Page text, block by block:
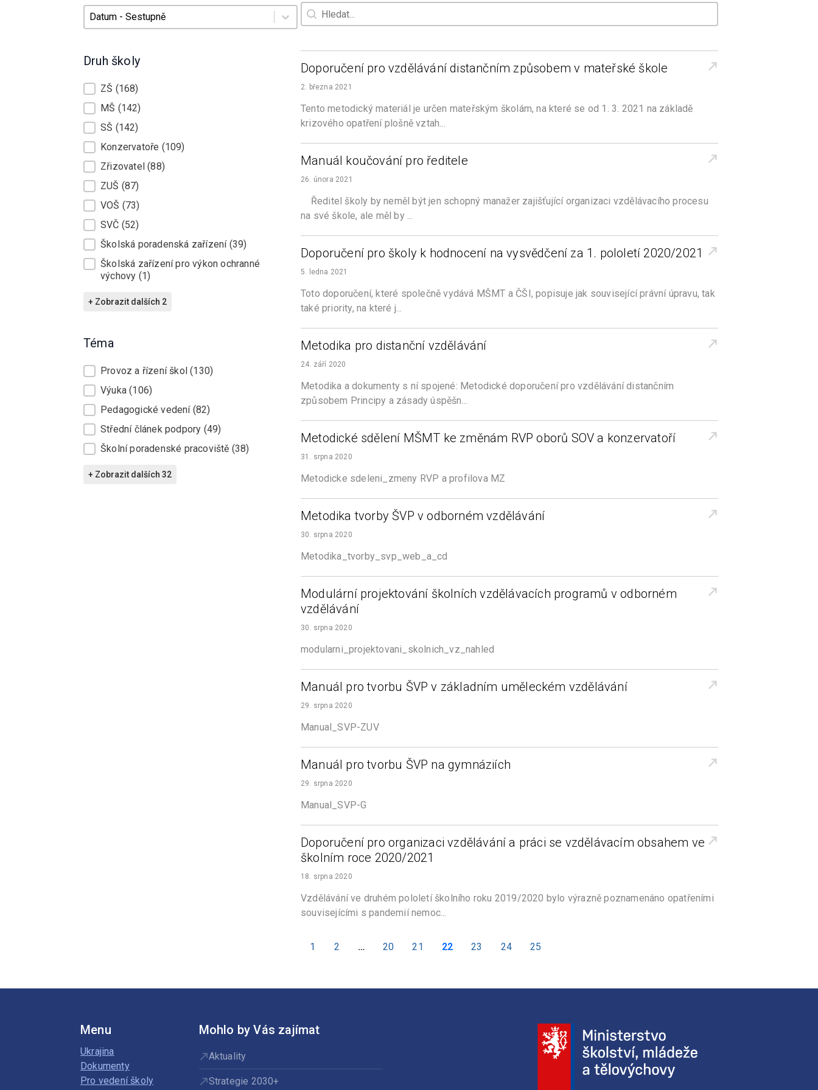
Řadit
Řadit
Druh školy
Druh školy
ZŠ (168)
MŠ (142)
SŠ (142)
Konzervatoře (109)
Zřizovatel(88)
ZUŠ (87)
VOŠ (73)
SVČ (52)
Školská poradenská zařízení (39)
Školská zařízení pro výkon ochranné
výchovy (1)
+ Zobrazit dalších 2
Téma
TémaProvoz a řízení škol(130)
Výuka(106)
Pedagogické vedení (82)
Střední článek podpory (49)
Školní poradenské pracoviště (38)
+ Zobrazit dalších 32
Hledat
Hledat
Doporučení pro vzdělávání distančním způsobem v mateřské škole
2. března 2021
Tento metodický materiál je určen mateřským školám, na které se od 1. 3. 2021 na základě
krizového opatření plošně vztah...
Manuál koučování pro ředitele
26. února 2021
Ředitel školy by neměl být jen schopný manažer zajišťující organizaci vzdělávacího procesu
na své škole, ale měl by ...
Doporučení pro školy k hodnocení na vysvědčení za 1. pololetí 2020/2021
5. ledna 2021
Toto doporučení, které společně vydává MŠMT a ČŠI, popisuje jak související právní úpravu, tak
také priority, na které j...
Metodika pro distanční vzdělávání
24. září 2020
Metodika a dokumenty s ní spojené: Metodické doporučení pro vzdělávání distančním
způsobem Principy a zásady úspěšn...
Metodické sdělení MŠMT ke změnám RVP oborů SOV a konzervatoří
31. srpna 2020
Metodicke sdeleni_zmeny RVP a profilova MZ
Metodika tvorby ŠVP v odborném vzdělávání
30. srpna 2020
Metodika_tvorby_svp_web_a_cd
Modulární projektování školních vzdělávacích programů v odborném
vzdělávání
30. srpna 2020
modularni_projektovani_skolnich_vz_nahled
Manuál pro tvorbu ŠVP v základním uměleckém vzdělávání
29. srpna 2020
Manual_SVP-ZUV
Manuál pro tvorbu ŠVP na gymnáziích
29. srpna 2020
Manual_SVP-G
Doporučení pro organizaci vzdělávání a práci se vzdělávacím obsahem ve
školním roce 2020/2021
18. srpna 2020
Vzdělávání ve druhém pololetí školního roku 2019/2020 bylo výrazně poznamenáno opatřeními
souvisejícími s pandemií nemoc...
1 2 … 20 21 22 23 24 25
Menu
Ukrajina
Dokumenty
Pro vedení školy
Mohlo by Vás zajímat
Aktuality
Strategie 2030+